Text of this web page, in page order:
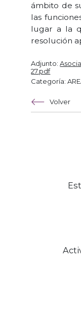
ámbito de
las
lugar a la
resolución
Adjunto:
27.pdf
Categoría:
Volver